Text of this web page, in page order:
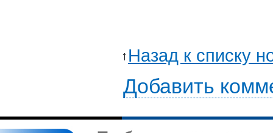
Назад к списку
Добавить